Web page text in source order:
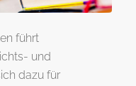
führt
und
dazu für